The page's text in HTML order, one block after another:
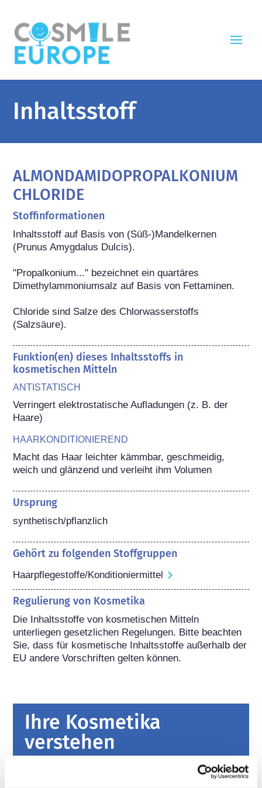
Inhaltsstoff
ALMONDAMIDOPROPALKONIUM
CHLORIDE
Stoffinformationen
Inhaltsstoff auf Basis von (Süß-)Mandelkernen
(Prunus Amygdalus Dulcis).
"Propalkonium..." bezeichnet ein quartäres
Dimethylammoniumsalz auf Basis von Fettaminen.
Chloride sind Salze des Chlorwasserstoffs
(Salzsäure).
Funktion(en) dieses Inhaltsstoffs in
kosmetischen Mitteln
ANTISTATISCH
Verringert elektrostatische Aufladungen (z. B. der
Haare)
HAARKONDITIONIEREND
Macht das Haar leichter kämmbar, geschmeidig,
weich und glänzend und verleiht ihm Volumen
Ursprung
synthetisch/pflanzlich
Gehört zu folgenden Stoffgruppen
Haarpflegestoffe/Konditioniermittel
Regulierung von Kosmetika
Die Inhaltsstoffe von kosmetischen Mitteln
unterliegen gesetzlichen Regelungen. Bitte beachten
Sie, dass für kosmetische Inhaltsstoffe außerhalb der
EU andere Vorschriften gelten können.
Ihre Kosmetika
verstehen
Fakten zur Sicherheit von kosmetischen